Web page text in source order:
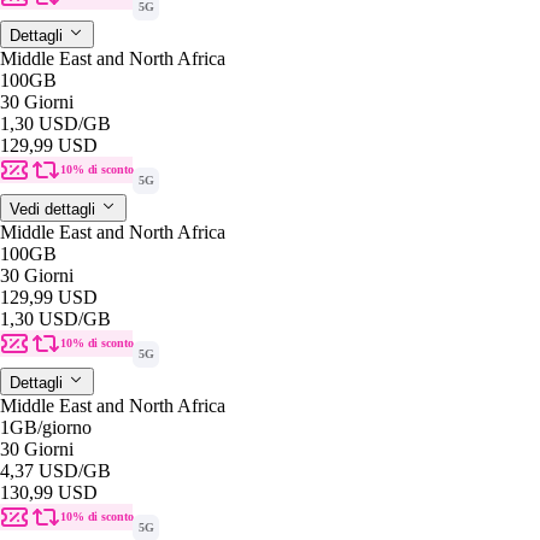
5G
Dettagli
Middle East and North Africa
100GB
30 Giorni
1,30 USD/GB
129,99 USD
10% di sconto
5G
Vedi dettagli
Middle East and North Africa
100GB
30 Giorni
129,99 USD
1,30 USD/GB
10% di sconto
5G
Dettagli
Middle East and North Africa
1GB/giorno
30 Giorni
4,37 USD/GB
130,99 USD
10% di sconto
5G